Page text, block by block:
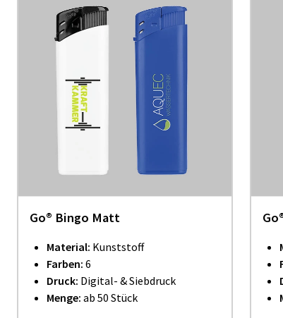
Go® Bingo Matt
Material: Kunststoff
Farben: 6
Druck: Digital- & Siebdruck
Menge: ab 50 Stück